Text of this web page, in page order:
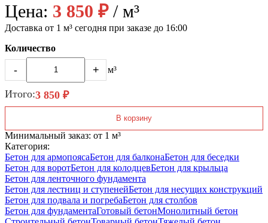
Цена: 3 850 ₽/ м³
Доставка от 1 м³ сегодня при заказе до 16:00
Количество
- + м³
Итого:3 850 ₽
В корзину
Минимальный заказ: от 1 м³
Категория:
Бетон для армопоясаБетон для балконаБетон для беседки
Бетон для воротБетон для колодцевБетон для крыльца
Бетон для ленточного фундамента
Бетон для лестниц и ступенейБетон для несущих конструкций
Бетон для подвала и погребаБетон для столбов
Бетон для фундаментаГотовый бетонМонолитный бетон